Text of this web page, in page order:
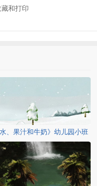
和打印
水、果汁和牛奶》幼儿园小班
英语教案